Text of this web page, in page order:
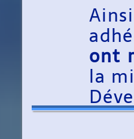
Ainsi, afin
adhérents,
ont
la mise en